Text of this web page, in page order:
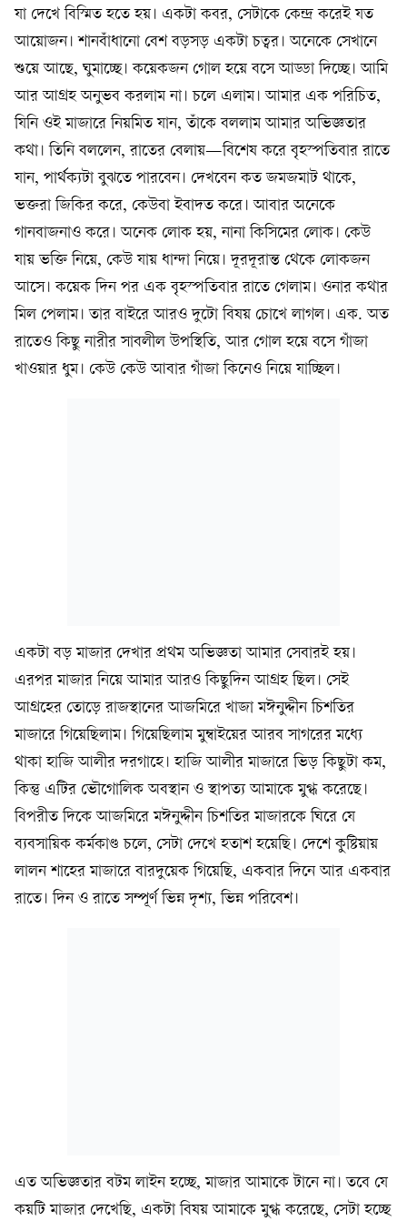
যা দেখে বিস্মিত হতে হয়। একটা কবর, সেটাকে কেন্দ্র করেই যত
আয়োজন। শানবাঁধানো বেশ বড়সড় একটা চত্বর। অনেকে সেখানে
শুয়ে আছে, ঘুমাচ্ছে। কয়েকজন গোল হয়ে বসে আড্ডা দিচ্ছে। আমি
আর আগ্রহ অনুভব করলাম না। চলে এলাম। আমার এক পরিচিত,
যিনি ওই মাজারে নিয়মিত যান, তাঁকে বললাম আমার অভিজ্ঞতার
কথা। তিনি বললেন, রাতের বেলায়—বিশেষ করে বৃহস্পতিবার রাতে
যান, পার্থক্যটা বুঝতে পারবেন। দেখবেন কত জমজমাট থাকে,
ভক্তরা জিকির করে, কেউবা ইবাদত করে। আবার অনেকে
গানবাজনাও করে। অনেক লোক হয়, নানা কিসিমের লোক। কেউ
যায় ভক্তি নিয়ে, কেউ যায় ধান্দা নিয়ে। দূরদূরান্ত থেকে লোকজন
আসে। কয়েক দিন পর এক বৃহস্পতিবার রাতে গেলাম। ওনার কথার
মিল পেলাম। তার বাইরে আরও দুটো বিষয় চোখে লাগল। এক. অত
রাতেও কিছু নারীর সাবলীল উপস্থিতি, আর গোল হয়ে বসে গাঁজা
খাওয়ার ধুম। কেউ কেউ আবার গাঁজা কিনেও নিয়ে যাচ্ছিল।
একটা বড় মাজার দেখার প্রথম অভিজ্ঞতা আমার সেবারই হয়।
এরপর মাজার নিয়ে আমার আরও কিছুদিন আগ্রহ ছিল। সেই
আগ্রহের তোড়ে রাজস্থানের আজমিরে খাজা মঈনুদ্দীন চিশতির
মাজারে গিয়েছিলাম। গিয়েছিলাম মুম্বাইয়ের আরব সাগরের মধ্যে
থাকা হাজি আলীর দরগাহে। হাজি আলীর মাজারে ভিড় কিছুটা কম,
কিন্তু এটির ভৌগোলিক অবস্থান ও স্থাপত্য আমাকে মুগ্ধ করেছে।
বিপরীত দিকে আজমিরে মঈনুদ্দীন চিশতির মাজারকে ঘিরে যে
ব্যবসায়িক কর্মকাণ্ড চলে, সেটা দেখে হতাশ হয়েছি। দেশে কুষ্টিয়ায়
লালন শাহের মাজারে বারদুয়েক গিয়েছি, একবার দিনে আর একবার
রাতে। দিন ও রাতে সম্পূর্ণ ভিন্ন দৃশ্য, ভিন্ন পরিবেশ।
এত অভিজ্ঞতার বটম লাইন হচ্ছে, মাজার আমাকে টানে না। তবে যে
কয়টি মাজার দেখেছি, একটা বিষয় আমাকে মুগ্ধ করেছে, সেটা হচ্ছে